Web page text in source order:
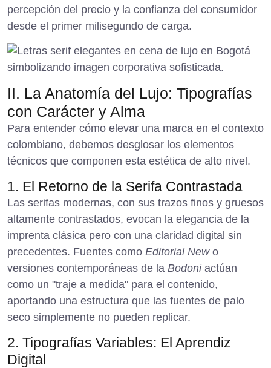
percepción del precio y la confianza del consumidor
desde el primer milisegundo de carga.
II. La Anatomía del Lujo: Tipografías
con Carácter y Alma
Para entender cómo elevar una marca en el contexto
colombiano, debemos desglosar los elementos
técnicos que componen esta estética de alto nivel.
1. El Retorno de la Serifa Contrastada
Las serifas modernas, con sus trazos finos y gruesos
altamente contrastados, evocan la elegancia de la
imprenta clásica pero con una claridad digital sin
precedentes. Fuentes como Editorial Newo
versiones contemporáneas de la Bodoniactúan
como un "traje a medida" para el contenido,
aportando una estructura que las fuentes de palo
seco simplemente no pueden replicar.
2. Tipografías Variables: El Aprendiz
Digital